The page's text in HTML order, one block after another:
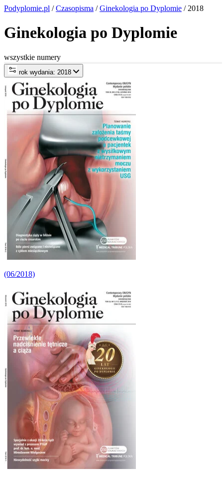
Podyplomie.pl /Czasopisma /Ginekologia po Dyplomie / 2018
Ginekologia po Dyplomie
wszystkie numery
rok wydania: 2018
(06/2018)